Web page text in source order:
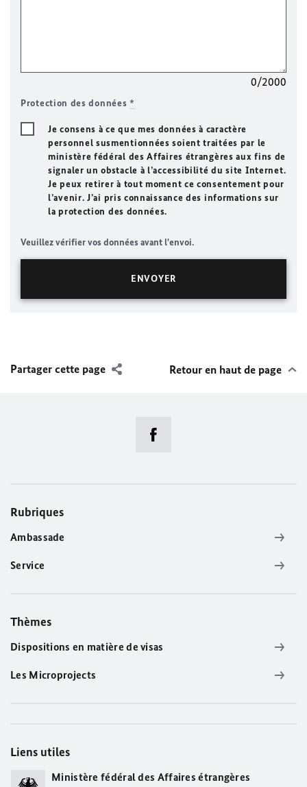
0/2000
Protection des données*
Je consens à ce que mes données à caractère
personnel susmentionnées soient traitées par le
ministère fédéral des Affaires étrangères aux fins de
signaler un obstacle à l’accessibilité du site Internet.
Je peux retirer à tout moment ce consentement pour
l’avenir. J’ai pris connaissance des informations sur
la protection des données.
Veuillez vérifier vos données avant l'envoi.
Partager cette page Retour en haut de page
Rubriques
Ambassade
Service
Thèmes
Dispositions en matière de visas
Les Microprojects
Liens utiles
Ministère fédéral des Affaires étrangères